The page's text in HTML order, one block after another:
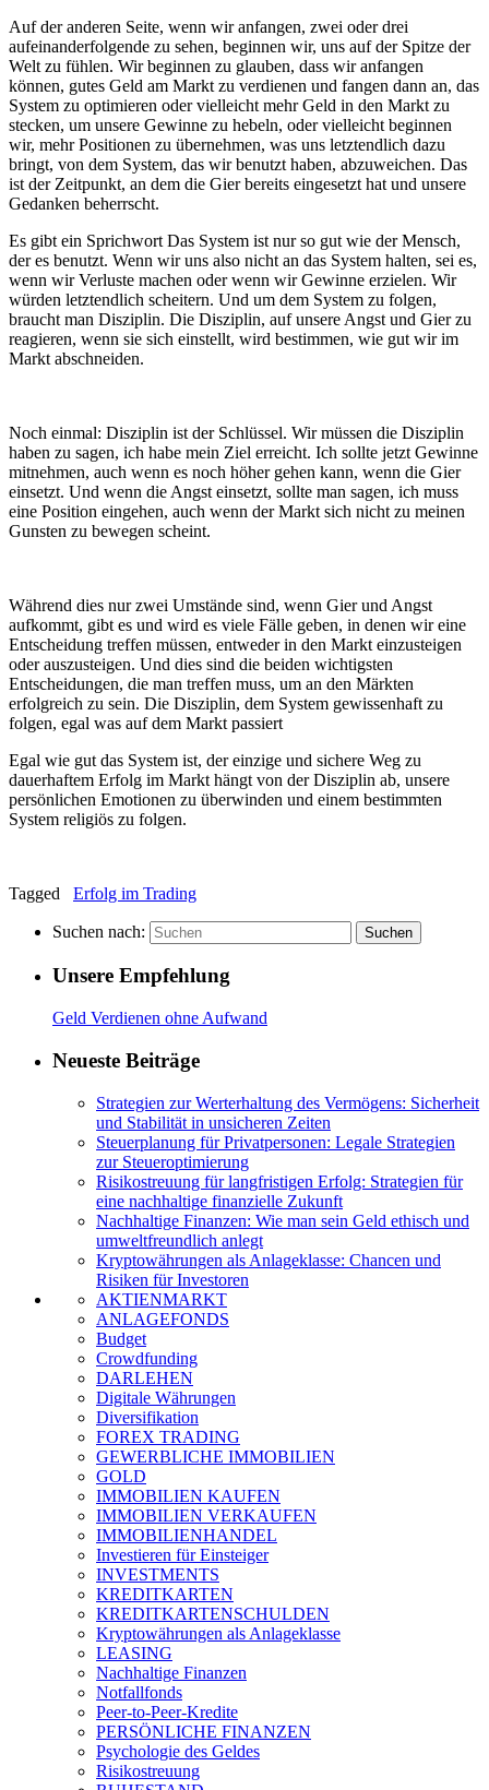
Auf der anderen Seite, wenn wir anfangen, zwei oder drei
aufeinanderfolgende zu sehen, beginnen wir, uns auf der Spitze der
Welt zu fühlen. Wir beginnen zu glauben, dass wir anfangen
können, gutes Geld am Markt zu verdienen und fangen dann an, das
System zu optimieren oder vielleicht mehr Geld in den Markt zu
stecken, um unsere Gewinne zu hebeln, oder vielleicht beginnen
wir, mehr Positionen zu übernehmen, was uns letztendlich dazu
bringt, von dem System, das wir benutzt haben, abzuweichen. Das
ist der Zeitpunkt, an dem die Gier bereits eingesetzt hat und unsere
Gedanken beherrscht.
Es gibt ein Sprichwort Das System ist nur so gut wie der Mensch,
der es benutzt. Wenn wir uns also nicht an das System halten, sei es,
wenn wir Verluste machen oder wenn wir Gewinne erzielen. Wir
würden letztendlich scheitern. Und um dem System zu folgen,
braucht man Disziplin. Die Disziplin, auf unsere Angst und Gier zu
reagieren, wenn sie sich einstellt, wird bestimmen, wie gut wir im
Markt abschneiden.
Noch einmal: Disziplin ist der Schlüssel. Wir müssen die Disziplin
haben zu sagen, ich habe mein Ziel erreicht. Ich sollte jetzt Gewinne
mitnehmen, auch wenn es noch höher gehen kann, wenn die Gier
einsetzt. Und wenn die Angst einsetzt, sollte man sagen, ich muss
eine Position eingehen, auch wenn der Markt sich nicht zu meinen
Gunsten zu bewegen scheint.
Während dies nur zwei Umstände sind, wenn Gier und Angst
aufkommt, gibt es und wird es viele Fälle geben, in denen wir eine
Entscheidung treffen müssen, entweder in den Markt einzusteigen
oder auszusteigen. Und dies sind die beiden wichtigsten
Entscheidungen, die man treffen muss, um an den Märkten
erfolgreich zu sein. Die Disziplin, dem System gewissenhaft zu
folgen, egal was auf dem Markt passiert
Egal wie gut das System ist, der einzige und sichere Weg zu
dauerhaftem Erfolg im Markt hängt von der Disziplin ab, unsere
persönlichen Emotionen zu überwinden und einem bestimmten
System religiös zu folgen.
Tagged Erfolg im Trading
Suchen nach: Suchen
Unsere Empfehlung
Geld Verdienen ohne Aufwand
Neueste Beiträge
Strategien zur Werterhaltung des Vermögens: Sicherheit
und Stabilität in unsicheren Zeiten
Steuerplanung für Privatpersonen: Legale Strategien
zur Steueroptimierung
Risikostreuung für langfristigen Erfolg: Strategien für
eine nachhaltige finanzielle Zukunft
Nachhaltige Finanzen: Wie man sein Geld ethisch und
umweltfreundlich anlegt
Kryptowährungen als Anlageklasse: Chancen und
Risiken für Investoren
AKTIENMARKT
ANLAGEFONDS
Budget
Crowdfunding
DARLEHEN
Digitale Währungen
Diversifikation
FOREX TRADING
GEWERBLICHE IMMOBILIEN
GOLD
IMMOBILIEN KAUFEN
IMMOBILIEN VERKAUFEN
IMMOBILIENHANDEL
Investieren für Einsteiger
INVESTMENTS
KREDITKARTEN
KREDITKARTENSCHULDEN
Kryptowährungen als Anlageklasse
LEASING
Nachhaltige Finanzen
Notfallfonds
Peer-to-Peer-Kredite
PERSÖNLICHE FINANZEN
Psychologie des Geldes
Risikostreuung